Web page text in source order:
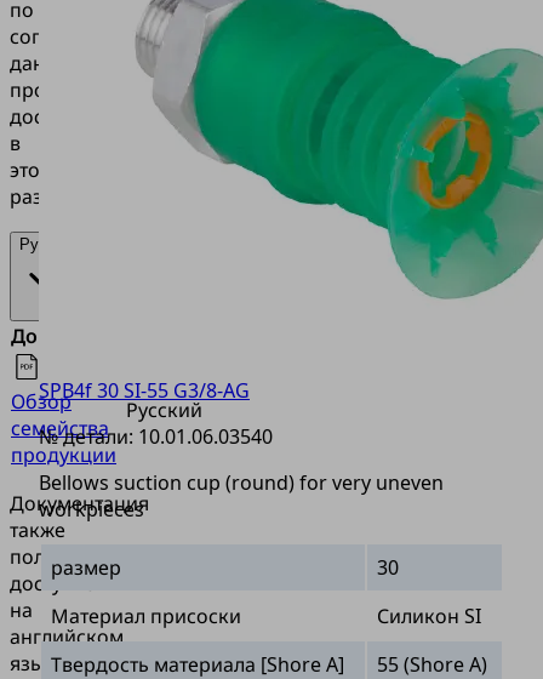
по
согласованию
данного
продукта
доступна
в
этом
разделе.
Русский
Документы
Обзор
семейства
продукции
Русский
Документация
также
полностью
доступна
на
английском
языке.
SPB4f 30 SI-55 G3/8-AG
№ детали: 10.01.06.03540
Bellows suction cup (round) for very uneven
workpieces
размер
30
Материал присоски
Силикон SI
Твердость материала [Shore A]
55 (Shore A)